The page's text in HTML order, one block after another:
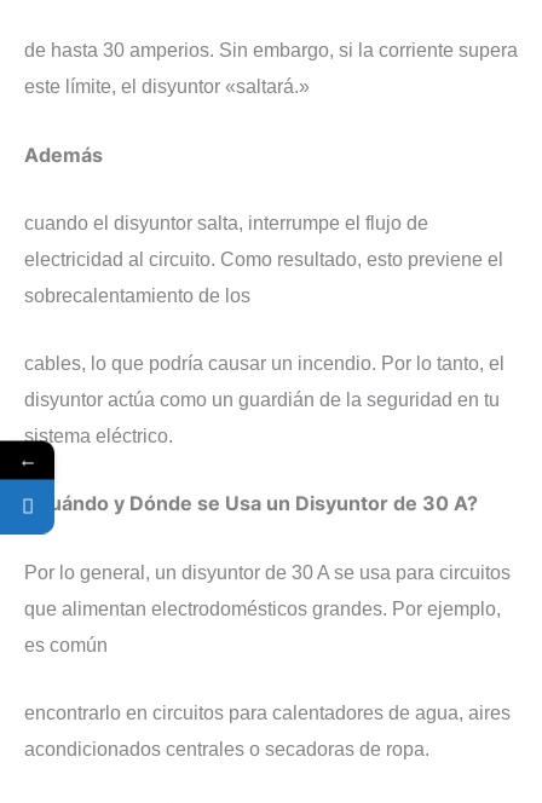
de hasta 30 amperios. Sin embargo, si la corriente supera
este límite, el disyuntor «saltará.»
​Además
cuando el disyuntor salta, interrumpe el flujo de
electricidad al circuito. Como resultado, esto previene el
sobrecalentamiento de los
cables, lo que podría causar un incendio. Por lo tanto, el
disyuntor actúa como un guardián de la seguridad en tu
sistema eléctrico.
¿Cuándo y Dónde se Usa un Disyuntor de 30 A?
​Por lo general, un disyuntor de 30 A se usa para circuitos
que alimentan electrodomésticos grandes. Por ejemplo,
es común
encontrarlo en circuitos para calentadores de agua, aires
acondicionados centrales o secadoras de ropa.
←